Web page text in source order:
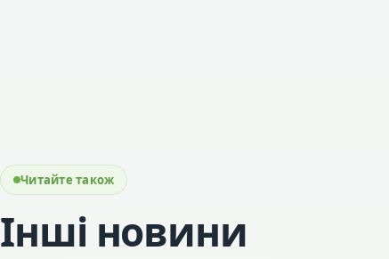
Читайте також
Інші новини